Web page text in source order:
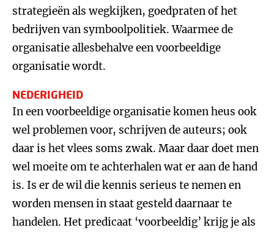
strategieën als wegkijken, goedpraten of het
bedrijven van symboolpolitiek. Waarmee de
organisatie allesbehalve een voorbeeldige
organisatie wordt.
NEDERIGHEID
In een voorbeeldige organisatie komen heus ook
wel problemen voor, schrijven de auteurs; ook
daar is het vlees soms zwak. Maar daar doet men
wel moeite om te achterhalen wat er aan de hand
is. Is er de wil die kennis serieus te nemen en
worden mensen in staat gesteld daarnaar te
handelen. Het predicaat ‘voorbeeldig’ krijg je als